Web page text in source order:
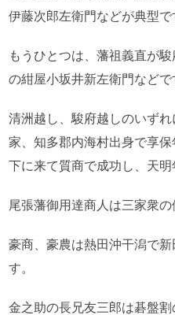
伊藤次郎左衛門などが典型で
もうひとつは、藩祖義直が
の紺屋小坂井新左衛門などで
清洲越し、駿府越しのいず
家、知多郡内海村出身で享
下に来て質商で成功し、天
尾張藩御用達商人は三家衆
豪商、豪農は熱田沖干潟で
す。
金之助の長兄友三郎は碁盤